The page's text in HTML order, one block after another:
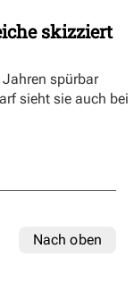
skizziert
spürbar
sieht sie auch bei
Nach oben